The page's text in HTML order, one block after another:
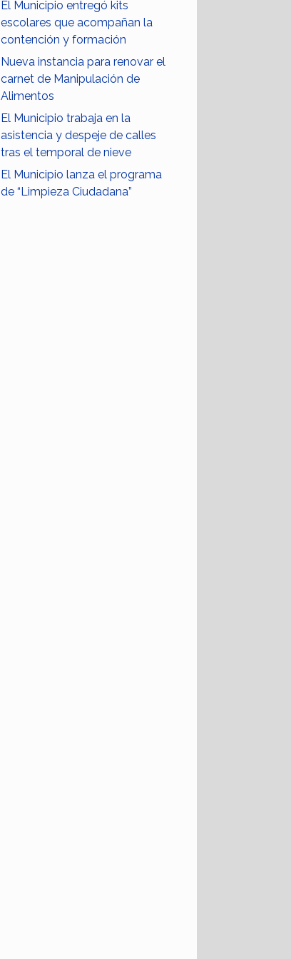
El Municipio entregó kits
escolares que acompañan la
contención y formación
Nueva instancia para renovar el
carnet de Manipulación de
Alimentos
El Municipio trabaja en la
asistencia y despeje de calles
tras el temporal de nieve
El Municipio lanza el programa
de “Limpieza Ciudadana”